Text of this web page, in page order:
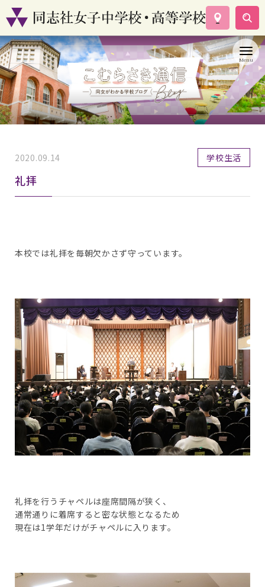
学校案内
コース紹介
学校生活
入試情報
資料請求
2020.09.14 学校生活
礼拝
本校では礼拝を毎朝欠かさず守っています。
礼拝を行うチャペルは座席間隔が狭く、
通常通りに着席すると密な状態となるため
現在は1学年だけがチャペルに入ります。